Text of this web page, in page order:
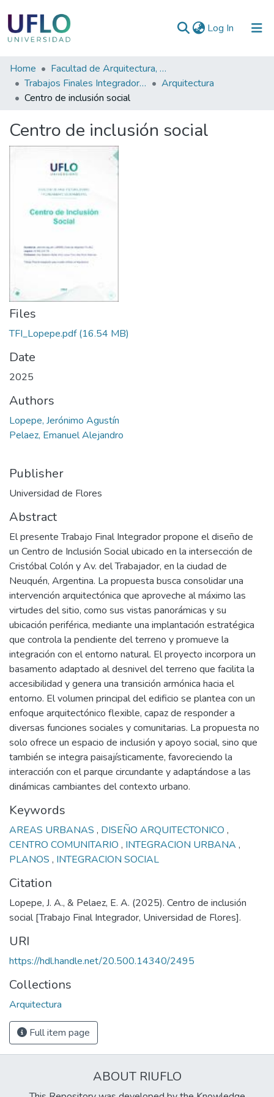
Log In (current)
Communities
&
Collections
All of RIUFLO
Home
Facultad de Arquitectura, Diseño y Planeamiento Socioambiental
Trabajos Finales Integradores
Arquitectura
Centro de inclusión social
Centro de inclusión social
Files
TFI_Lopepe.pdf(16.54 MB)
Date
2025
Authors
Lopepe, Jerónimo Agustín
Pelaez, Emanuel Alejandro
Publisher
Universidad de Flores
Abstract
El presente Trabajo Final Integrador propone el diseño de
un Centro de Inclusión Social ubicado en la intersección de
Cristóbal Colón y Av. del Trabajador, en la ciudad de
Neuquén, Argentina. La propuesta busca consolidar una
intervención arquitectónica que aproveche al máximo las
virtudes del sitio, como sus vistas panorámicas y su
ubicación periférica, mediante una implantación estratégica
que controla la pendiente del terreno y promueve la
integración con el entorno natural. El proyecto incorpora un
basamento adaptado al desnivel del terreno que facilita la
accesibilidad y genera una transición armónica hacia el
entorno. El volumen principal del edificio se plantea con un
enfoque arquitectónico flexible, capaz de responder a
diversas funciones sociales y comunitarias. La propuesta no
solo ofrece un espacio de inclusión y apoyo social, sino que
también se integra paisajísticamente, favoreciendo la
interacción con el parque circundante y adaptándose a las
dinámicas cambiantes del contexto urbano.
Keywords
AREAS URBANAS , DISEÑO ARQUITECTONICO ,
CENTRO COMUNITARIO , INTEGRACION URBANA ,
PLANOS , INTEGRACION SOCIAL
Citation
Lopepe, J. A., & Pelaez, E. A. (2025). Centro de inclusión
social [Trabajo Final Integrador, Universidad de Flores].
URI
https://hdl.handle.net/20.500.14340/2495
Collections
Arquitectura
Full item page
ABOUT RIUFLO